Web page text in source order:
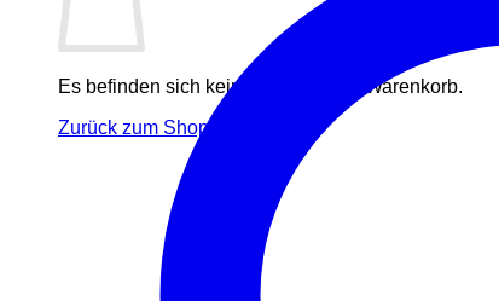
Es befinden sich keine Produkte im Warenkorb.
Zurück zum Shop